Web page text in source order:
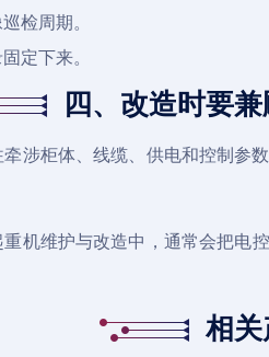
检周期。
定下来。
四、改造时要
涉柜体、线缆、供电和控制参
重机维护与改造中，通常会把电
相